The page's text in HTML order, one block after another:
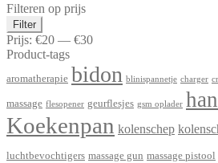
Filteren op prijs
Min.
prijs
Max.
prijs
Filter
Prijs: €20 — €30
Product-tags
aromatherapie bidon blinispannetje charger
massage flesopener geurflesjes gsm oplader
Koekenpan kolenschep
luchtbevochtigers massage gun massage pistool